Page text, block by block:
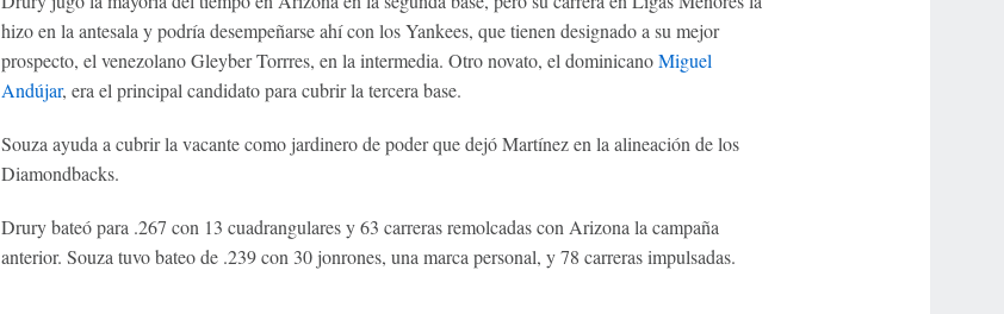
hizo en la antesala y podría desempeñarse ahí con los Yankees, que tienen designado a su mejor
prospecto, el venezolano Gleyber Torrres, en la intermedia. Otro novato, el dominicanoMiguel
Andújar, era el principal candidato para cubrir la tercera base.
Souza ayuda a cubrir la vacante como jardinero de poder que dejó Martínez en la alineación de los
Diamondbacks.
Drury bateó para .267 con 13 cuadrangulares y 63 carreras remolcadas con Arizona la campaña
anterior. Souza tuvo bateo de .239 con 30 jonrones, una marca personal, y 78 carreras impulsadas.